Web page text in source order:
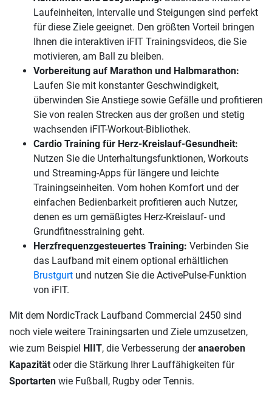
Laufeinheiten, Intervalle und Steigungen sind perfekt
für diese Ziele geeignet. Den größten Vorteil bringen
Ihnen die interaktiven iFIT Trainingsvideos, die Sie
motivieren, am Ball zu bleiben.
Vorbereitung auf Marathon und Halbmarathon:
Laufen Sie mit konstanter Geschwindigkeit,
überwinden Sie Anstiege sowie Gefälle und profitieren
Sie von realen Strecken aus der großen und stetig
wachsenden iFIT-Workout-Bibliothek.
Cardio Training für Herz-Kreislauf-Gesundheit:
Nutzen Sie die Unterhaltungsfunktionen, Workouts
und Streaming-Apps für längere und leichte
Trainingseinheiten. Vom hohen Komfort und der
einfachen Bedienbarkeit profitieren auch Nutzer,
denen es um gemäßigtes Herz-Kreislauf- und
Grundfitnesstraining geht.
Herzfrequenzgesteuertes Training: Verbinden Sie
das Laufband mit einem optional erhältlichen
Brustgurt und nutzen Sie die ActivePulse-Funktion
von iFIT.
Mit dem NordicTrack Laufband Commercial 2450 sind
noch viele weitere Trainingsarten und Ziele umzusetzen,
wie zum Beispiel HIIT, die Verbesserung deranaeroben
Kapazität oder die Stärkung Ihrer Lauffähigkeiten für
Sportarten wie Fußball, Rugby oder Tennis.